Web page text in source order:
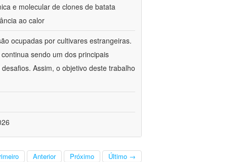
e molecular de clones de batata
ao calor
ocupadas por cultivares estrangeiras.
sendo um dos principais
Assim, o objetivo deste trabalho
Anterior Próximo Último →